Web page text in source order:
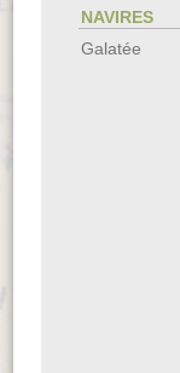
NAVIRES
Galatée